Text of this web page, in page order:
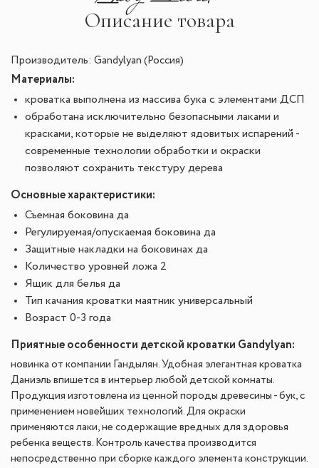
Описание товара
Производитель: Gandylyan (Россия)
Материалы:
кроватка выполнена из массива бука с элементами ДСП
обработана исключительно безопасными лаками и
красками, которые не выделяют ядовитых испарений -
современные технологии обработки и окраски
позволяют сохранить текстуру дерева
Основные характеристики:
Съемная боковина да
Регулируемая/опускаемая боковина да
Защитные накладки на боковинах да
Количество уровней ложа 2
Ящик для белья да
Тип качания кроватки маятник универсальный
Возраст 0-3 года
Приятные особенности детской кроватки Gandylyan:
новинка от компании Гандылян. Удобная элегантная кроватка
Даниэль впишется в интерьер любой детской комнаты.
Продукция изготовлена из ценной породы древесины - бук, с
применением новейших технологий. Для окраски
применяются лаки, не содержащие вредных для здоровья
ребенка веществ. Контроль качества производится
непосредственно при сборке каждого элемента конструкции.